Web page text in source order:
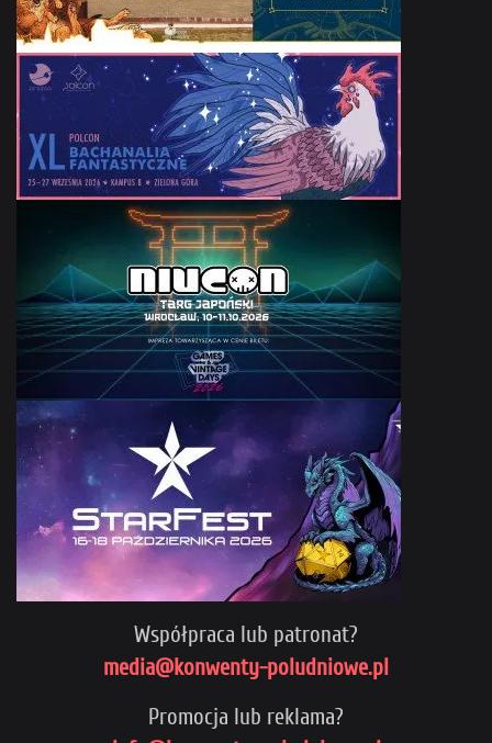
Współpraca lub patronat?
media@konwenty-poludniowe.pl
Promocja lub reklama?